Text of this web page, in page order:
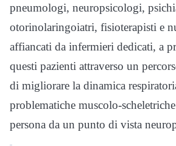
pneumologi, neuropsicologi,
otorinolaringoiatri, fisioterapisti e
affiancati da infermieri dedicati, a
questi pazienti attraverso un
di migliorare la dinamica
problematiche muscolo-
persona da un punto di vista